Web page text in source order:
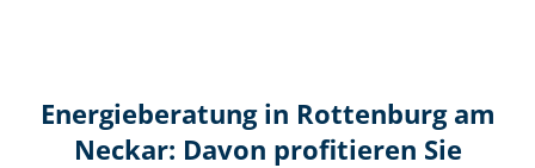
Energieberatung in Rottenburg am
Neckar: Davon profitieren Sie